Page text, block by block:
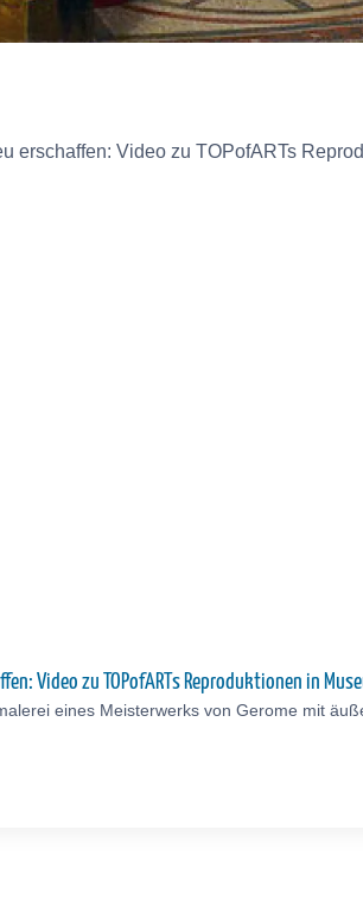
Video zu TOPofARTs Reproduktionen in
eines Meisterwerks von Gerome mit